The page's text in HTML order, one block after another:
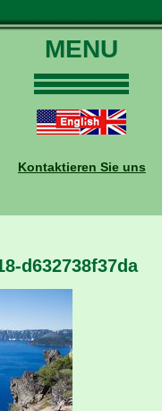
MENU
Touren
Daten und Preise
Buchungen
Kontakt
Kontaktieren Sie uns
d632738f37da